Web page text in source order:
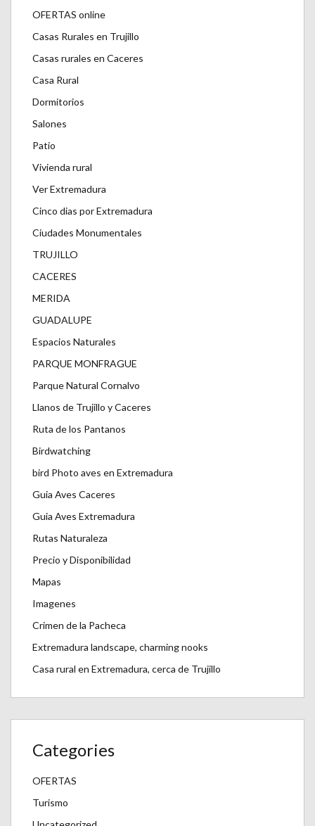
OFERTAS online
Casas Rurales en Trujillo
Casas rurales en Caceres
Casa Rural
Dormitorios
Salones
Patio
Vivienda rural
Ver Extremadura
Cinco dias por Extremadura
Ciudades Monumentales
TRUJILLO
CACERES
MERIDA
GUADALUPE
Espacios Naturales
PARQUE MONFRAGUE
Parque Natural Cornalvo
Llanos de Trujillo y Caceres
Ruta de los Pantanos
Birdwatching
bird Photo aves en Extremadura
Guia Aves Caceres
Guia Aves Extremadura
Rutas Naturaleza
Precio y Disponibilidad
Mapas
Imagenes
Crimen de la Pacheca
Extremadura landscape, charming nooks
Casa rural en Extremadura, cerca de Trujillo
Categories
OFERTAS
Turismo